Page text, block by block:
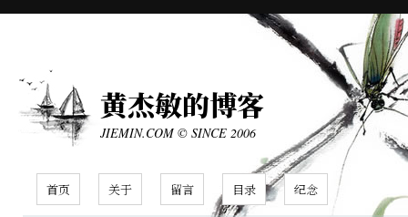
黄杰敏的博客
JIEMIN.COM © SINCE 2006
首页 关于 留言 目录 纪念